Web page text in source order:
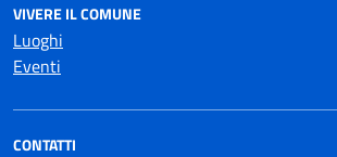
VIVERE IL COMUNE
Luoghi
Eventi
CONTATTI